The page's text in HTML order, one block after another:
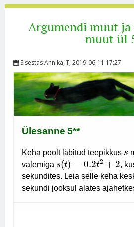
Argumendi muut
muut ül
SisestasAnnika, T, 2019-06-11 17:27